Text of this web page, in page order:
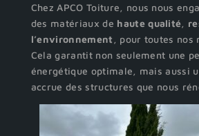
Chez APCO Toiture, nous nous
des matériaux de haute qualité
l’environnement , pour toutes nos
Cela garantit non seulement une
énergétique optimale, mais aussi
accrue des structures que nous